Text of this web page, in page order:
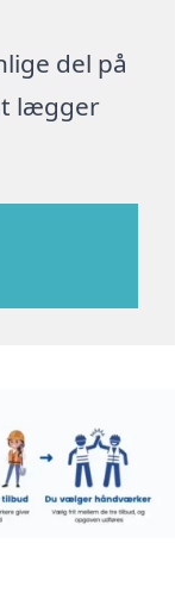
del på
lægger